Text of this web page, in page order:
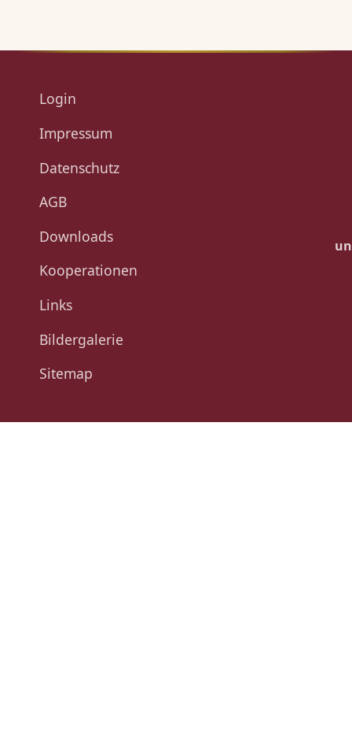
Login
Impressum
Datenschutz
AGB
Downloads
Kooperationen
Links
Bildergalerie
Sitemap